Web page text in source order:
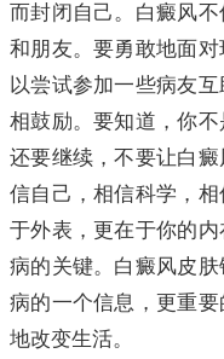
而封闭自己。白癜风
和朋友。要勇敢地面
以尝试参加一些病友
相鼓励。要知道，你
还要继续，不要让白
信自己，相信科学，
于外表，更在于你的
病的关键。白癜风皮
病的一个信息，更重
地改变生活。